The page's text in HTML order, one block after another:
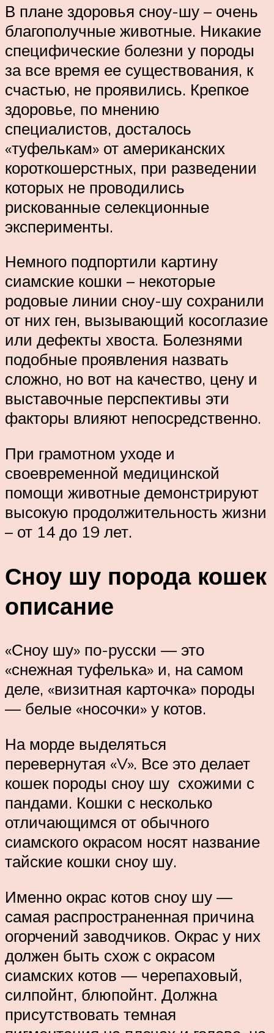
В плане здоровья сноу-шу – очень
благополучные животные. Никакие
специфические болезни у породы
за все время ее существования, к
счастью, не проявились. Крепкое
здоровье, по мнению
специалистов, досталось
«туфелькам» от американских
короткошерстных, при разведении
которых не проводились
рискованные селекционные
эксперименты.
Немного подпортили картину
сиамские кошки – некоторые
родовые линии сноу-шу сохранили
от них ген, вызывающий косоглазие
или дефекты хвоста. Болезнями
подобные проявления назвать
сложно, но вот на качество, цену и
выставочные перспективы эти
факторы влияют непосредственно.
При грамотном уходе и
своевременной медицинской
помощи животные демонстрируют
высокую продолжительность жизни
– от 14 до 19 лет.
Сноу шу порода кошек
описание
«Сноу шу» по-русски — это
«снежная туфелька» и, на самом
деле, «визитная карточка» породы
— белые «носочки» у котов.
На морде выделяться
перевернутая «V». Все это делает
кошек породы сноу шу схожими с
пандами. Кошки с несколько
отличающимся от обычного
сиамского окрасом носят название
тайские кошки сноу шу.
Именно окрас котов сноу шу —
самая распространенная причина
огорчений заводчиков. Окрас у них
должен быть схож с окрасом
сиамских котов — черепаховый,
силпойнт, блюпойнт. Должна
присутствовать темная